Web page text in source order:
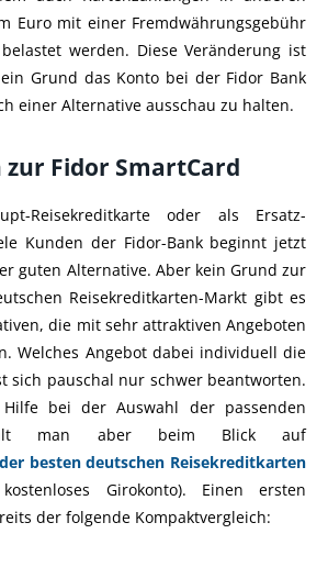
Euro mit einer Fremdwährungsgebühr
werden. Diese Veränderung ist
Grund das Konto bei der Fidor Bank
einer Alternative ausschau zu halten.
Fidor SmartCard
Reisekreditkarte oder als Ersatz-
Kunden der Fidor-Bank beginnt jetzt
guten Alternative. Aber kein Grund zur
Reisekreditkarten-Markt gibt es
die mit sehr attraktiven Angeboten
Welches Angebot dabei individuell die
sich pauschal nur schwer beantworten.
bei der Auswahl der passenden
man aber beim Blick auf
besten deutschen Reisekreditkarten
Girokonto). Einen ersten
der folgende Kompaktvergleich: